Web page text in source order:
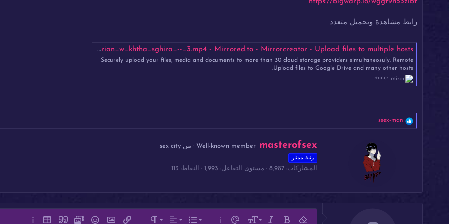
https://bigwarp.io/wggf9h53zibf
رابط مشاهدة وتحميل متعدد
L9hba_sabrin_Algerian_w_khtha_sghira_--_3.mp4 - Mirrored.to - Mirrorcreator - Upload files to multiple hosts
Securely upload your files, media and documents to more than 30 cloud storage providers simultaneosuly. Remote
Upload files to Google Drive and many other hosts.
mir.cr
ا
:
ssex-man
ك
ب
ب
ط
masterofsex
Well-known member
· من sex city
رتبة ممتاز
المشاركات 8,987 مستوى التفاعل 1,993 النقاط 113
9
قائمة مرتبة محاذاة لليسارعادي